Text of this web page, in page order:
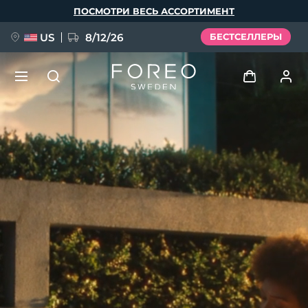
ПОСМОТРИ ВЕСЬ АССОРТИМЕНТ
US 8/12/26 БЕСТСЕЛЛЕРЫ
Профиль пользователя
Мои приборы
Мои заказы
Мои адреса
Мои подписки
НОВИНКА
FAQ™ Pure Beauty-Tech Elixir
BREAKING NEWS
issa™ Teeth Whitening Set
Язык
English Deutsch
Español
Italiano
Svenska
Русский
Türkçe
简体中文 繁體中文